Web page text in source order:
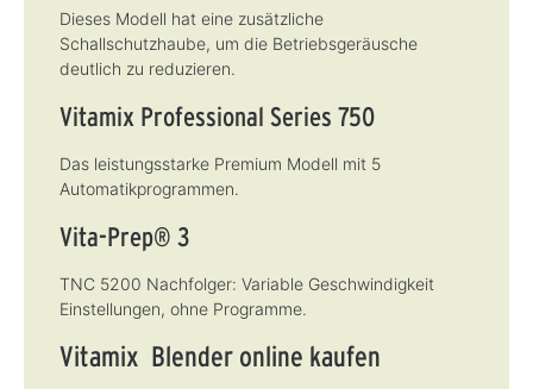
Dieses Modell hat eine zusätzliche
Schallschutzhaube, um die Betriebsgeräusche
deutlich zu reduzieren.
Vitamix Professional Series 750
Das leistungsstarke Premium Modell mit 5
Automatikprogrammen.
Vita-Prep® 3
TNC 5200 Nachfolger: Variable Geschwindigkeit
Einstellungen, ohne Programme.
Vitamix Blender online kaufen